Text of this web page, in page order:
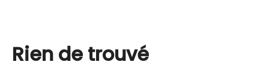
Rien de trouvé